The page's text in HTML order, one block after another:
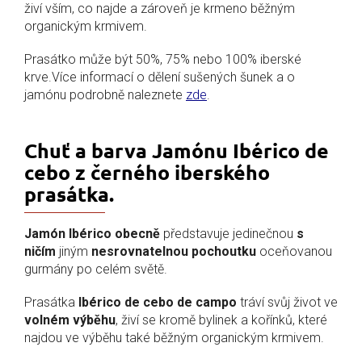
živí vším, co najde a zároveň je krmeno běžným
organickým krmivem.
Prasátko může být 50%, 75% nebo 100% iberské
krve.Více informací o dělení sušených šunek a o
jamónu podrobně naleznete zde.
Chuť a barva Jamónu Ibérico de
cebo z černého iberského
prasátka.
Jamón Ibérico obecně představuje jedinečnou s
ničím jiným nesrovnatelnou pochoutku oceňovanou
gurmány po celém světě.
Prasátka Ibérico de cebo de campo tráví svůj život ve
volném výběhu, živí se kromě bylinek a kořínků, které
najdou ve výběhu také běžným organickým krmivem.